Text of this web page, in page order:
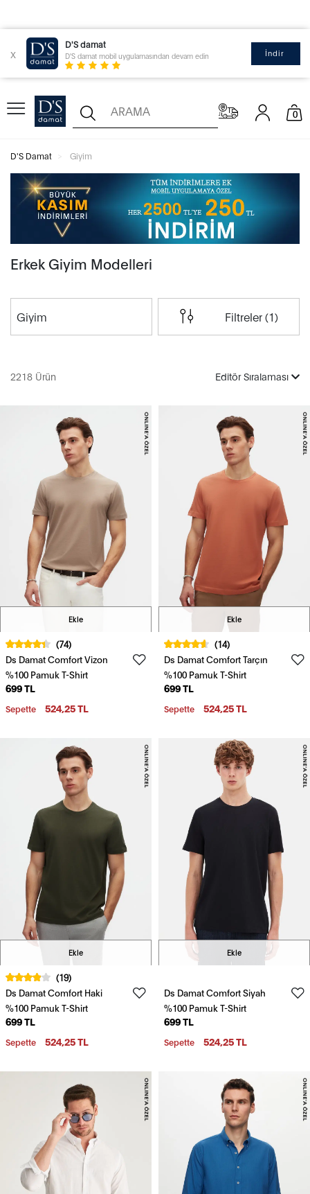
x
D'S damat
D'S damat mobil uygulamasından devam edin İndir
0
D'S Damat Giyim
Erkek Giyim Modelleri
Giyim Filtreler (1)
2218 Ürün Editör Sıralaması
Ekle
(74)
Ds Damat Comfort Vizon
%100 Pamuk T-Shirt
699 TL
Sepette 524,25 TL
Ekle
(14)
Ds Damat Comfort Tarçın
%100 Pamuk T-Shirt
699 TL
Sepette 524,25 TL
Ekle
(19)
Ds Damat Comfort Haki
%100 Pamuk T-Shirt
699 TL
Sepette 524,25 TL
Ekle
Ds Damat Comfort Siyah
%100 Pamuk T-Shirt
699 TL
Sepette 524,25 TL